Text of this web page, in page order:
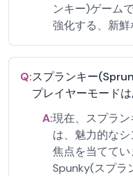
ンキー)ゲーム
強化する、新鮮
Q:スプランキー
プレイヤーモード
A:現在、スプラ
は、魅力的な
焦点を当てて
Spunky(スプラ